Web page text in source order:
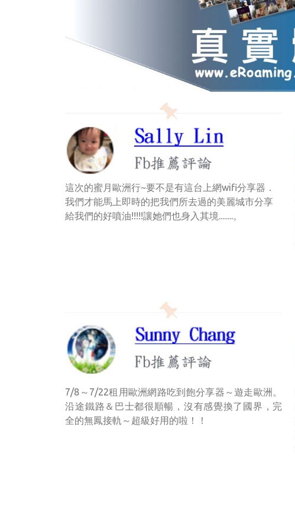
這次的蜜月歐洲行~要不是有這台上網wifi分享器．
我們才能馬上即時的把我們所去過的美麗城市分享
給我們的好噴油!!!!!讓她們也身入其境........。
7/8～7/22租用歐洲網路吃到飽分享器～遊走歐洲。
沿途鐵路＆巴士都很順暢，沒有感覺換了國界，完
全的無鳳接軌～超級好用的啦！！